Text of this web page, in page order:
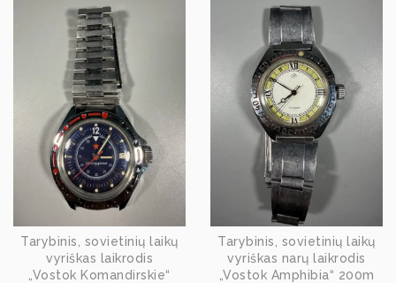
Tarybinis, sovietinių laikų
vyriškas laikrodis
„Vostok Komandirskie“
Tarybinis, sovietinių laikų
vyriškas narų laikrodis
„Vostok Amphibia“ 200m